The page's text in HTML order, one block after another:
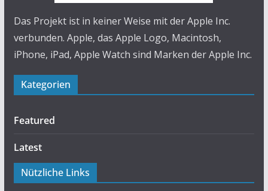
Das Projekt ist in keiner Weise mit der Apple Inc.
verbunden. Apple, das Apple Logo, Macintosh,
iPhone, iPad, Apple Watch sind Marken der Apple Inc.
Kategorien
Featured
Latest
Nützliche Links